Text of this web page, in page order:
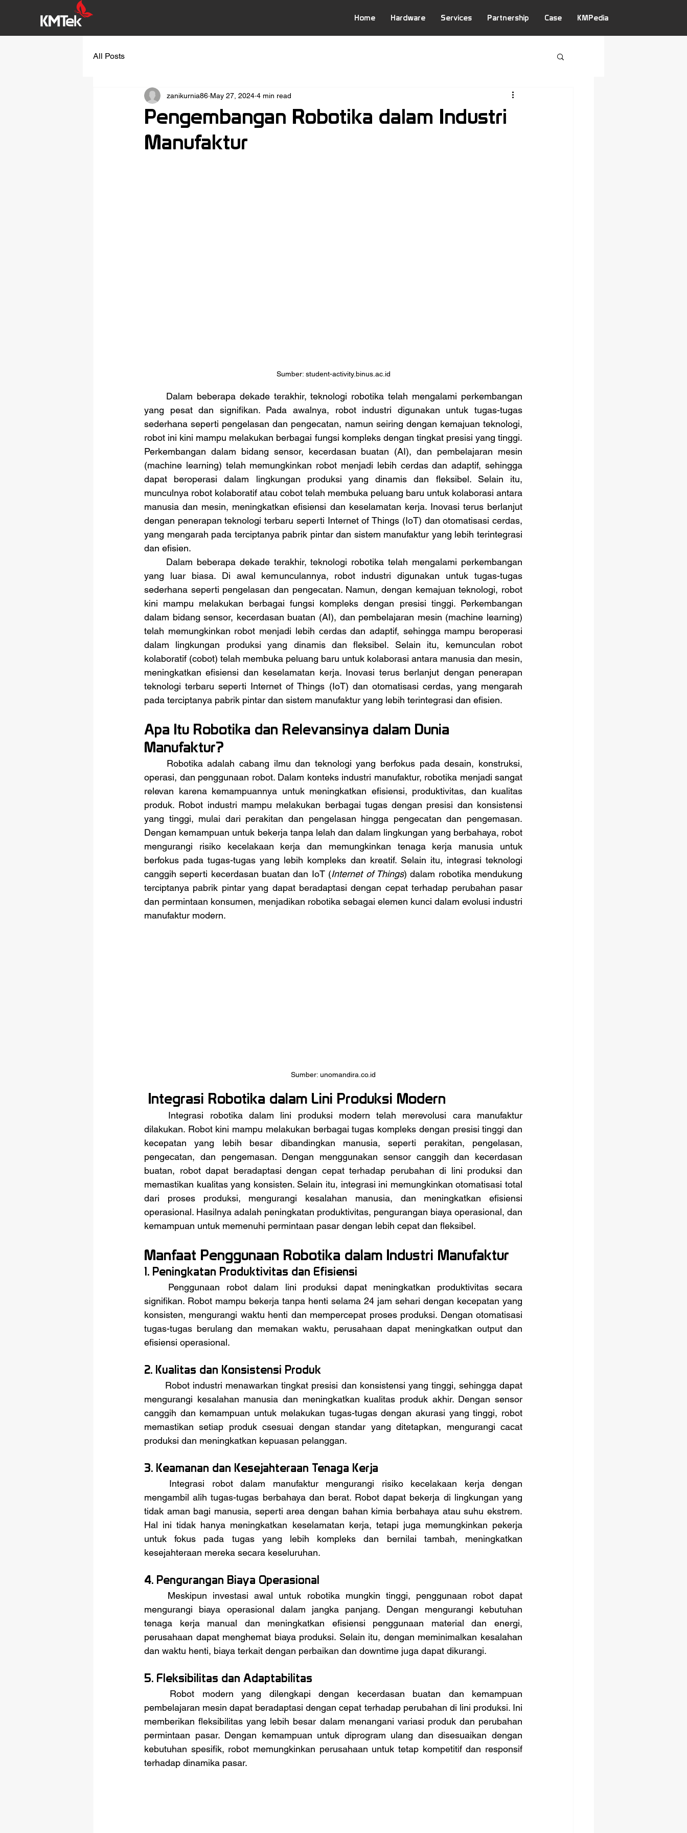
Home Hardware Services Partnership Case KMPedia
All Posts
Pengembangan Robotika dalam Industri
Manufaktur
zanikurnia86 May 27, 2024 4 min read
Sumber: student-activity.binus.ac.id
yang pesat dan signifikan. Pada awalnya, robot industri digunakan untuk tugas-tugas
sederhana seperti pengelasan dan pengecatan, namun seiring dengan kemajuan teknologi,
robot ini kini mampu melakukan berbagai fungsi kompleks dengan tingkat presisi yang tinggi.
Perkembangan dalam bidang sensor, kecerdasan buatan (AI), dan pembelajaran mesin
(machine learning) telah memungkinkan robot menjadi lebih cerdas dan adaptif, sehingga
dapat beroperasi dalam lingkungan produksi yang dinamis dan fleksibel. Selain itu,
munculnya robot kolaboratif atau cobot telah membuka peluang baru untuk kolaborasi antara
manusia dan mesin, meningkatkan efisiensi dan keselamatan kerja. Inovasi terus berlanjut
dengan penerapan teknologi terbaru seperti Internet of Things (IoT) dan otomatisasi cerdas,
yang mengarah pada terciptanya pabrik pintar dan sistem manufaktur yang lebih terintegrasi
dan efisien.
yang luar biasa. Di awal kemunculannya, robot industri digunakan untuk tugas-tugas
sederhana seperti pengelasan dan pengecatan. Namun, dengan kemajuan teknologi, robot
kini mampu melakukan berbagai fungsi kompleks dengan presisi tinggi. Perkembangan
dalam bidang sensor, kecerdasan buatan (AI), dan pembelajaran mesin (machine learning)
telah memungkinkan robot menjadi lebih cerdas dan adaptif, sehingga mampu beroperasi
dalam lingkungan produksi yang dinamis dan fleksibel. Selain itu, kemunculan robot
kolaboratif (cobot) telah membuka peluang baru untuk kolaborasi antara manusia dan mesin,
meningkatkan efisiensi dan keselamatan kerja. Inovasi terus berlanjut dengan penerapan
teknologi terbaru seperti Internet of Things (IoT) dan otomatisasi cerdas, yang mengarah
pada terciptanya pabrik pintar dan sistem manufaktur yang lebih terintegrasi dan efisien.
Apa Itu Robotika dan Relevansinya dalam Dunia
Manufaktur?
operasi, dan penggunaan robot. Dalam konteks industri manufaktur, robotika menjadi sangat
relevan karena kemampuannya untuk meningkatkan efisiensi, produktivitas, dan kualitas
produk. Robot industri mampu melakukan berbagai tugas dengan presisi dan konsistensi
yang tinggi, mulai dari perakitan dan pengelasan hingga pengecatan dan pengemasan.
Dengan kemampuan untuk bekerja tanpa lelah dan dalam lingkungan yang berbahaya, robot
mengurangi risiko kecelakaan kerja dan memungkinkan tenaga kerja manusia untuk
berfokus pada tugas-tugas yang lebih kompleks dan kreatif. Selain itu, integrasi teknologi
canggih seperti kecerdasan buatan dan IoT (Internet of Things) dalam robotika mendukung
terciptanya pabrik pintar yang dapat beradaptasi dengan cepat terhadap perubahan pasar
dan permintaan konsumen, menjadikan robotika sebagai elemen kunci dalam evolusi industri
manufaktur modern.
Sumber: unomandira.co.id
Integrasi Robotika dalam Lini Produksi Modern
dilakukan. Robot kini mampu melakukan berbagai tugas kompleks dengan presisi tinggi dan
kecepatan yang lebih besar dibandingkan manusia, seperti perakitan, pengelasan,
pengecatan, dan pengemasan. Dengan menggunakan sensor canggih dan kecerdasan
buatan, robot dapat beradaptasi dengan cepat terhadap perubahan di lini produksi dan
memastikan kualitas yang konsisten. Selain itu, integrasi ini memungkinkan otomatisasi total
dari proses produksi, mengurangi kesalahan manusia, dan meningkatkan efisiensi
operasional. Hasilnya adalah peningkatan produktivitas, pengurangan biaya operasional, dan
kemampuan untuk memenuhi permintaan pasar dengan lebih cepat dan fleksibel.
Manfaat Penggunaan Robotika dalam Industri Manufaktur
1. Peningkatan Produktivitas dan Efisiensi
signifikan. Robot mampu bekerja tanpa henti selama 24 jam sehari dengan kecepatan yang
konsisten, mengurangi waktu henti dan mempercepat proses produksi. Dengan otomatisasi
tugas-tugas berulang dan memakan waktu, perusahaan dapat meningkatkan output dan
efisiensi operasional.
2. Kualitas dan Konsistensi Produk
mengurangi kesalahan manusia dan meningkatkan kualitas produk akhir. Dengan sensor
canggih dan kemampuan untuk melakukan tugas-tugas dengan akurasi yang tinggi, robot
memastikan setiap produk csesuai dengan standar yang ditetapkan, mengurangi cacat
produksi dan meningkatkan kepuasan pelanggan.
3. Keamanan dan Kesejahteraan Tenaga Kerja
mengambil alih tugas-tugas berbahaya dan berat. Robot dapat bekerja di lingkungan yang
tidak aman bagi manusia, seperti area dengan bahan kimia berbahaya atau suhu ekstrem.
Hal ini tidak hanya meningkatkan keselamatan kerja, tetapi juga memungkinkan pekerja
untuk fokus pada tugas yang lebih kompleks dan bernilai tambah, meningkatkan
kesejahteraan mereka secara keseluruhan.
4. Pengurangan Biaya Operasional
mengurangi biaya operasional dalam jangka panjang. Dengan mengurangi kebutuhan
tenaga kerja manual dan meningkatkan efisiensi penggunaan material dan energi,
perusahaan dapat menghemat biaya produksi. Selain itu, dengan meminimalkan kesalahan
dan waktu henti, biaya terkait dengan perbaikan dan downtime juga dapat dikurangi.
5. Fleksibilitas dan Adaptabilitas
pembelajaran mesin dapat beradaptasi dengan cepat terhadap perubahan di lini produksi. Ini
memberikan fleksibilitas yang lebih besar dalam menangani variasi produk dan perubahan
permintaan pasar. Dengan kemampuan untuk diprogram ulang dan disesuaikan dengan
kebutuhan spesifik, robot memungkinkan perusahaan untuk tetap kompetitif dan responsif
terhadap dinamika pasar.